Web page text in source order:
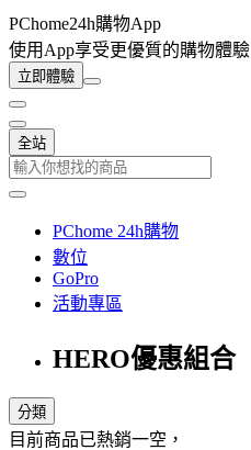
PChome24h購物App
使用App享受更優質的購物體驗
立即體驗
全站
PChome 24h購物
數位
GoPro
活動專區
HERO優惠組合
分類
目前商品已熱銷一空，